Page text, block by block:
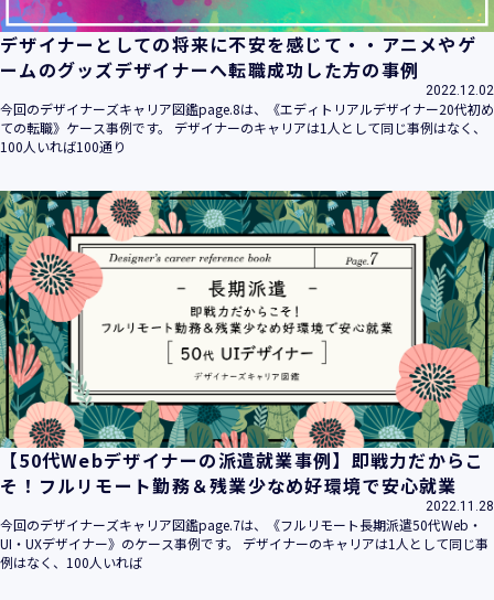
デザイナーとしての将来に不安を感じて・・アニメやゲ
ームのグッズデザイナーへ転職成功した方の事例
2022.12.02
今回のデザイナーズキャリア図鑑page.8は、《エディトリアルデザイナー20代初め
ての転職》ケース事例です。 デザイナーのキャリアは1人として同じ事例はなく、
100人いれば100通り
【50代Webデザイナーの派遣就業事例】即戦力だからこ
そ！フルリモート勤務＆残業少なめ好環境で安心就業
2022.11.28
今回のデザイナーズキャリア図鑑page.7は、《フルリモート長期派遣50代Web・
UI・UXデザイナー》のケース事例です。 デザイナーのキャリアは1人として同じ事
例はなく、100人いれば